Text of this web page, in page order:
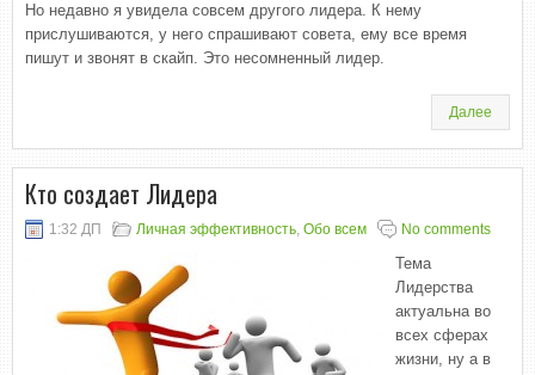
Но недавно я увидела совсем другого лидера. К нему
прислушиваются, у него спрашивают совета, ему все время
пишут и звонят в скайп. Это несомненный лидер.
Далее
Кто создает Лидера
1:32 ДП Личная эффективность, Обо всем No comments
Тема
Лидерства
актуальна во
всех сферах
жизни, ну а в